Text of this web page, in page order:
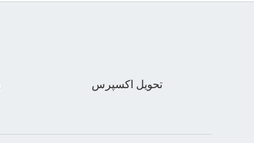
تحویل اکسپرس